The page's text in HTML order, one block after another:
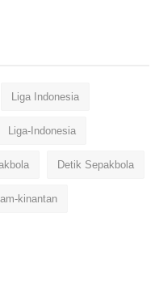
Liga Indonesia
Liga-Indonesia
Detik Sepakbola
kinantan